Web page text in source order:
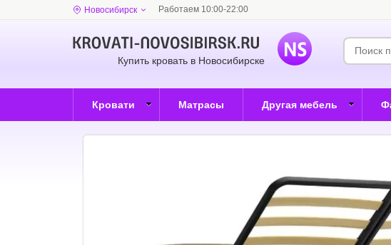
Новосибирск Работаем 10:00-22:00
Купить кровать в Новосибирске
Кровати Матрасы Другая мебель